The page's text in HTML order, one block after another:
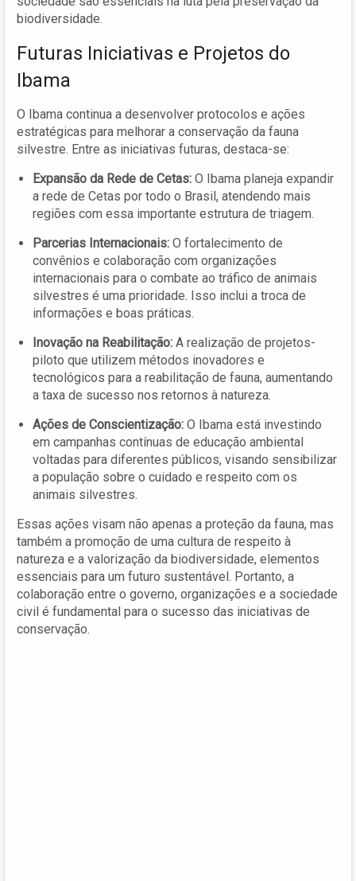
biodiversidade.
Futuras Iniciativas e Projetos do
Ibama
O Ibama continua a desenvolver protocolos e ações
estratégicas para melhorar a conservação da fauna
silvestre. Entre as iniciativas futuras, destaca-se:
Expansão da Rede de Cetas: O Ibama planeja expandir
a rede de Cetas por todo o Brasil, atendendo mais
regiões com essa importante estrutura de triagem.
Parcerias Internacionais: O fortalecimento de
convênios e colaboração com organizações
internacionais para o combate ao tráfico de animais
silvestres é uma prioridade. Isso inclui a troca de
informações e boas práticas.
Inovação na Reabilitação: A realização de projetos-
piloto que utilizem métodos inovadores e
tecnológicos para a reabilitação de fauna, aumentando
a taxa de sucesso nos retornos à natureza.
Ações de Conscientização: O Ibama está investindo
em campanhas contínuas de educação ambiental
voltadas para diferentes públicos, visando sensibilizar
a população sobre o cuidado e respeito com os
animais silvestres.
Essas ações visam não apenas a proteção da fauna, mas
também a promoção de uma cultura de respeito à
natureza e a valorização da biodiversidade, elementos
essenciais para um futuro sustentável. Portanto, a
colaboração entre o governo, organizações e a sociedade
civil é fundamental para o sucesso das iniciativas de
conservação.